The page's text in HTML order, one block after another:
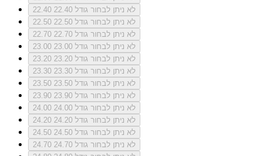
22.40
לא ניתן לבחור גודל 22.40
22.50
לא ניתן לבחור גודל 22.50
22.70
לא ניתן לבחור גודל 22.70
23.00
לא ניתן לבחור גודל 23.00
23.20
לא ניתן לבחור גודל 23.20
23.30
לא ניתן לבחור גודל 23.30
23.50
לא ניתן לבחור גודל 23.50
23.90
לא ניתן לבחור גודל 23.90
24.00
לא ניתן לבחור גודל 24.00
24.20
לא ניתן לבחור גודל 24.20
24.50
לא ניתן לבחור גודל 24.50
24.70
לא ניתן לבחור גודל 24.70